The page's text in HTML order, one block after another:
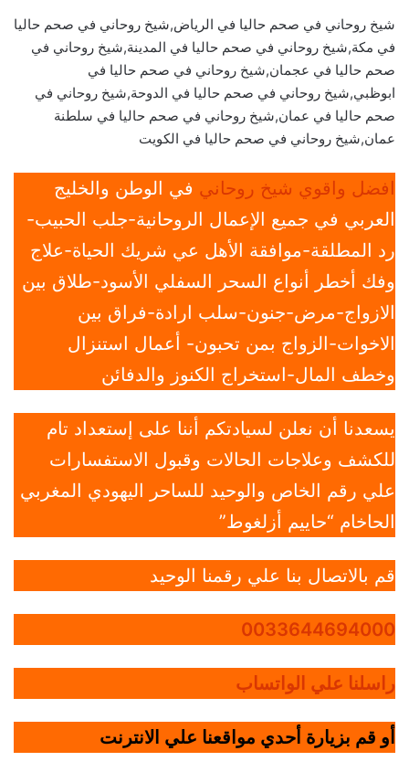
شيخ روحاني في صحم حاليا في الرياض,شيخ روحاني في صحم حاليا
في مكة,شيخ روحاني في صحم حاليا في المدينة,شيخ روحاني في
صحم حاليا في عجمان,شيخ روحاني في صحم حاليا في
ابوظبي,شيخ روحاني في صحم حاليا في الدوحة,شيخ روحاني في
صحم حاليا في عمان,شيخ روحاني في صحم حاليا في سلطنة
عمان,شيخ روحاني في صحم حاليا في الكويت
افضل واقوي شيخ روحاني في الوطن والخليج
العربي في جميع الإعمال الروحانية-جلب الحبيب-
رد المطلقة-موافقة الأهل عي شريك الحياة-علاج
وفك أخطر أنواع السحر السفلي الأسود-طلاق بين
الازواج-مرض-جنون-سلب ارادة-فراق بين
الاخوات-الزواج بمن تحبون- أعمال استنزال
وخطف المال-استخراج الكنوز والدفائن
يسعدنا أن نعلن لسيادتكم أننا على إستعداد تام
للكشف وعلاجات الحالات وقبول الاستفسارات
علي رقم الخاص والوحيد للساحر اليهودي المغربي
الحاخام “حاييم أزلغوط”
قم بالاتصال بنا علي رقمنا الوحيد
0033644694000
راسلنا علي الواتساب
أو قم بزيارة أحدي مواقعنا علي الانترنت